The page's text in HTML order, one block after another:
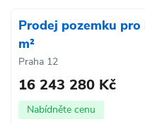
Prodej pozemku
m²
Praha 12
16 243 280 Kč
Nabídněte cenu